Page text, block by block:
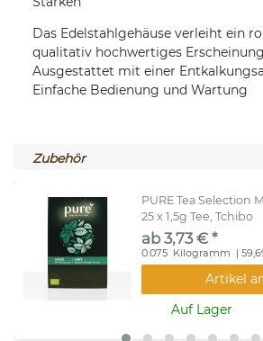
Das Edelstahlgehäuse verleiht ein
qualitativ hochwertiges
Ausgestattet mit einer
Einfache Bedienung und Wartung
Zubehör
PURE Tea Selection
25 x 1,5g Tee, Tchibo
ab 3,73 € *
0.075 Kilogramm |
Artikel
Auf Lager